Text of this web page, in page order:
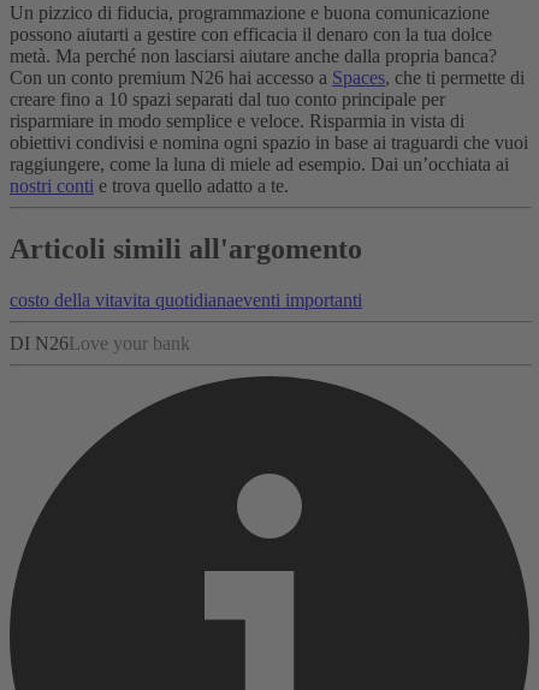
Un pizzico di fiducia, programmazione e buona comunicazione
possono aiutarti a gestire con efficacia il denaro con la tua dolce
metà. Ma perché non lasciarsi aiutare anche dalla propria banca?
Con un conto premium N26 hai accesso a Spaces, che ti permette di
creare fino a 10 spazi separati dal tuo conto principale per
risparmiare in modo semplice e veloce. Risparmia in vista di
obiettivi condivisi e nomina ogni spazio in base ai traguardi che vuoi
raggiungere, come la luna di miele ad esempio. Dai un’occhiata ai
nostri conti e trova quello adatto a te.
Articoli simili all'argomento
costo della vitavita quotidianaeventi importanti
DI N26Love your bank